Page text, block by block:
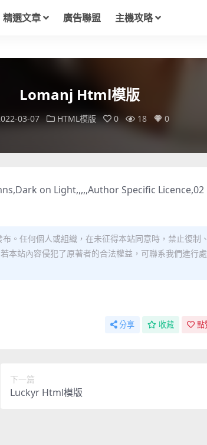
精選文章 廣告聯盟 主機攻略
Lomanj Html模版
03-07 HTML模版 0 18 0
on Light,,,,,Author Specific Licence,02
。任何個人或組織，在未征得本站同意時，禁止復制
本站內容侵犯了原著者的合法權益，可聯系我們進行處
分享 收藏 點
下一篇
Luckyr Html模版